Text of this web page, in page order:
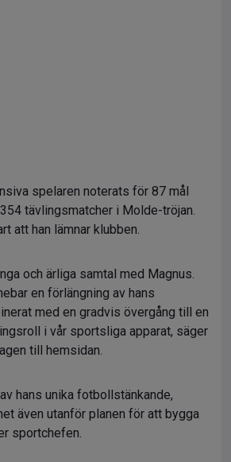
spelaren noterats för 87 mål
tävlingsmatcher i Molde-tröjan.
att han lämnar klubben.
och ärliga samtal med Magnus.
en förlängning av hans
med en gradvis övergång till en
i vår sportsliga apparat, säger
till hemsidan.
hans unika fotbollstänkande,
även utanför planen för att bygga
sportchefen.